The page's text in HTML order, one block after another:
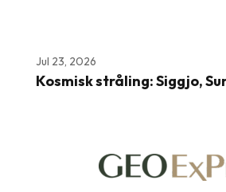
Jul 23, 2026
Kosmisk stråling: Siggjo,